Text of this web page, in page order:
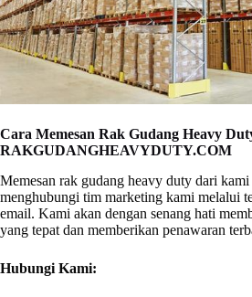
Cara Memesan Rak Gudang Heavy
RAKGUDANGHEAVYDUTY.COM
Memesan rak gudang heavy duty dari
menghubungi tim marketing kami melalui
email. Kami akan dengan senang hati
yang tepat dan memberikan penawaran
Hubungi Kami: